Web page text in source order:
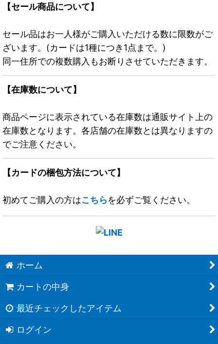
【セール商品について】
セール品はお一人様がご購入いただける数に限数がご
ざいます。(カードは1種につき1点まで。)
同一住所での複数購入もお断りさせていただきます。
【在庫数について】
商品ページに表示されている在庫数は通販サイト上の
在庫数となります。各店舗の在庫数とは異なりますの
でご注意ください。
【カードの梱包方法について】
初めてご購入の方はこちらを必ずご覧ください。
ホーム
カートの中身
最近チェックしたアイテム
ログイン